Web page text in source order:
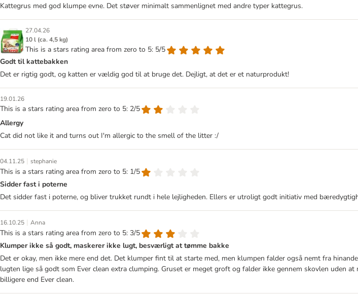
Kattegrus med god klumpe evne. Det støver minimalt sammenlignet med andre typer kattegrus.
27.04.26
10 l (ca. 4,5 kg)
This is a stars rating area from zero to 5: 5/5
Godt til kattebakken
Det er rigtig godt, og katten er vældig god til at bruge det. Dejligt, at det er et naturprodukt!
19.01.26
This is a stars rating area from zero to 5: 2/5
Allergy
Cat did not like it and turns out I'm allergic to the smell of the litter :/
04.11.25 | stephanie
This is a stars rating area from zero to 5: 1/5
Sidder fast i poterne
Det sidder fast i poterne, og bliver trukket rundt i hele lejligheden. Ellers er utroligt godt initiativ med
16.10.25 | Anna
This is a stars rating area from zero to 5: 3/5
Klumper ikke så godt, maskerer ikke lugt, besværligt at tømme bakke
Det er okay, men ikke mere end det. Det klumper fint til at starte med, men klumpen falder også nemt fra
lugten lige så godt som Ever clean extra clumping. Gruset er meget groft og falder ikke gennem skovlen uden
billigere end Ever clean.